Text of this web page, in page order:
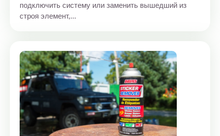
подключить систему или заменить вышедший из
строя элемент,...